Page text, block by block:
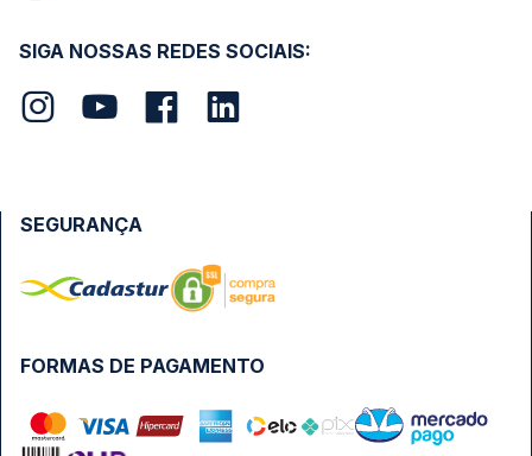
SIGA NOSSAS REDES SOCIAIS:
FORMAS DE PAGAMENTO
SEGURANÇA